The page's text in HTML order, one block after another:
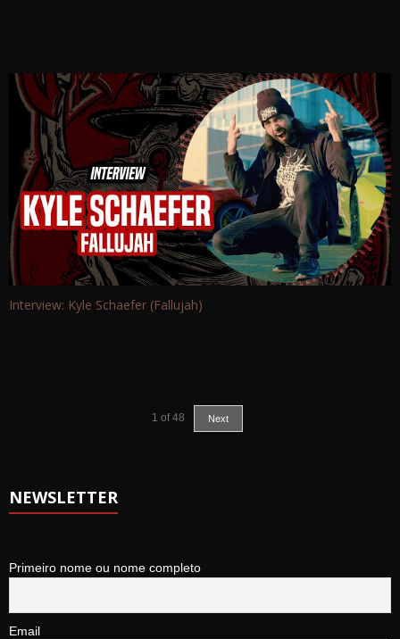
Interview: Kyle Schaefer (Fallujah)
1 of 48 Next
NEWSLETTER
Primeiro nome ou nome completo
Email